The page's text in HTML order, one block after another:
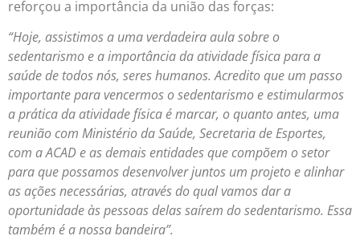
reforçou a importância da união das forças:
“Hoje, assistimos a uma verdadeira aula sobre o
sedentarismo e a importância da atividade física para a
saúde de todos nós, seres humanos. Acredito que um passo
importante para vencermos o sedentarismo e estimularmos
a prática da atividade física é marcar, o quanto antes, uma
reunião com Ministério da Saúde, Secretaria de Esportes,
com a ACAD e as demais entidades que compõem o setor
para que possamos desenvolver juntos um projeto e alinhar
as ações necessárias, através do qual vamos dar a
oportunidade às pessoas delas saírem do sedentarismo. Essa
também é a nossa bandeira”.